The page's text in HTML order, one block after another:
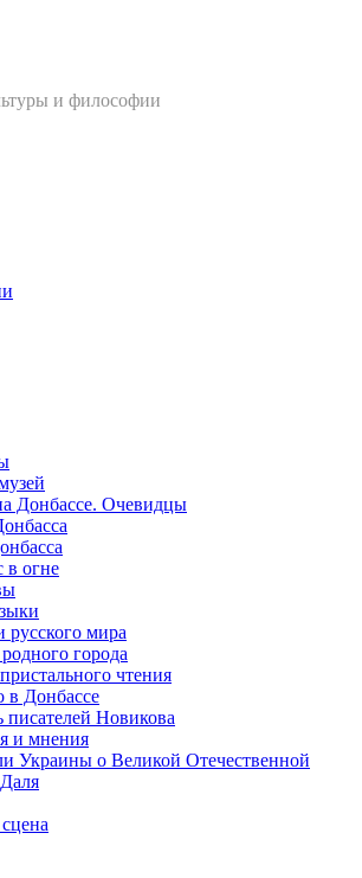
и философии
Донбассе. Очевидцы
в огне
русского мира
города
чтения
в Донбассе
писателей Новикова
и мнения
Украины о Великой Отечественной